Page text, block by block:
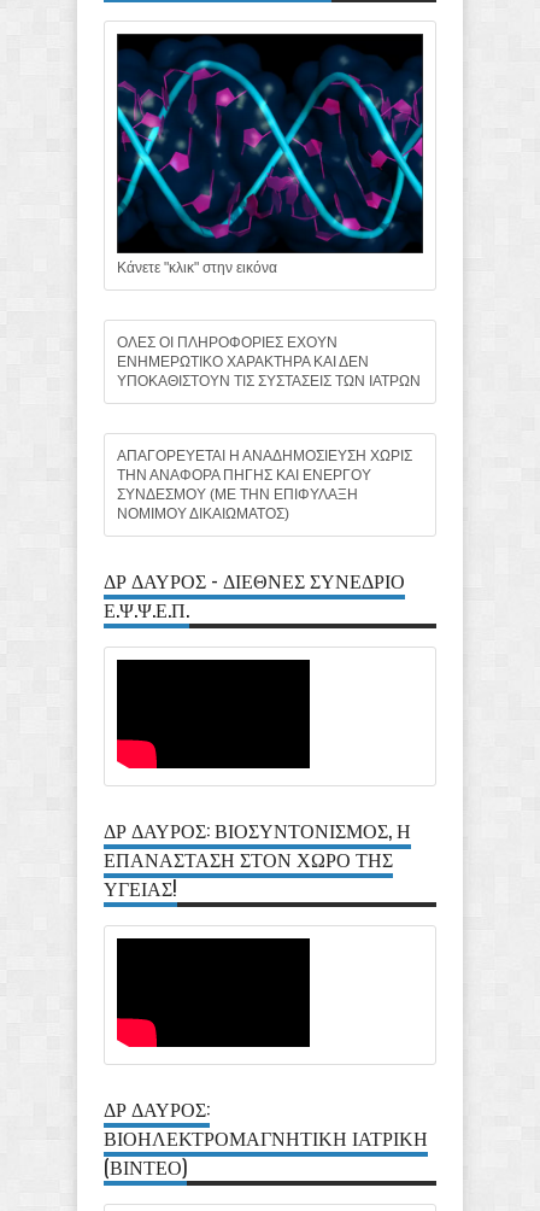
Κάνετε "κλικ" στην εικόνα
ΟΛΕΣ ΟΙ ΠΛΗΡΟΦΟΡΙΕΣ ΕΧΟΥΝ
ΕΝΗΜΕΡΩΤΙΚΟ ΧΑΡΑΚΤΗΡΑ ΚΑΙ ΔΕΝ
ΥΠΟΚΑΘΙΣΤΟΥΝ ΤΙΣ ΣΥΣΤΑΣΕΙΣ ΤΩΝ ΙΑΤΡΩΝ
ΑΠΑΓΟΡΕΥΕΤΑΙ Η ΑΝΑΔΗΜΟΣΙΕΥΣΗ ΧΩΡΙΣ
ΤΗΝ ΑΝΑΦΟΡΑ ΠΗΓΗΣ ΚΑΙ ΕΝΕΡΓΟΥ
ΣΥΝΔΕΣΜΟΥ (ΜΕ ΤΗΝ ΕΠΙΦΥΛΑΞΗ
ΝΟΜΙΜΟΥ ΔΙΚΑΙΩΜΑΤΟΣ)
ΔΡ ΔΑΥΡΟΣ - ΔΙΕΘΝΕΣ ΣΥΝΕΔΡΙΟ
Ε.Ψ.Ψ.Ε.Π.
ΔΡ ΔΑΥΡΟΣ: ΒΙΟΣΥΝΤΟΝΙΣΜΟΣ, Η
ΕΠΑΝΑΣΤΑΣΗ ΣΤΟΝ ΧΩΡΟ ΤΗΣ
ΥΓΕΙΑΣ!
ΔΡ ΔΑΥΡΟΣ:
ΒΙΟΗΛΕΚΤΡΟΜΑΓΝΗΤΙΚΗ ΙΑΤΡΙΚΗ
(ΒΙΝΤΕΟ)